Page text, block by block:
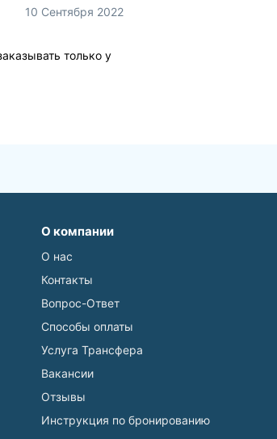
10 Сентября 2022
только у
О компании
О нас
Контакты
Вопрос-Ответ
Способы оплаты
Услуга Трансфера
Вакансии
Отзывы
Инструкция по бронированию